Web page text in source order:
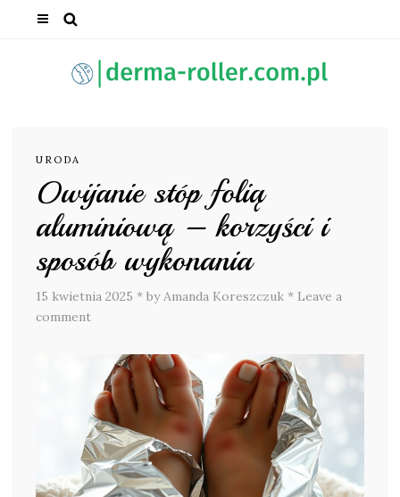
URODA
Owijanie stóp folią
aluminiową – korzyści i
sposób wykonania
15 kwietnia 2025 * by Amanda Koreszczuk * Leave a
comment